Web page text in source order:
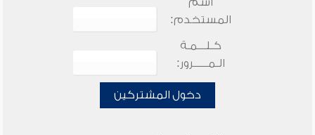
المستخدم:
كـلـــمـة
الـمـــــرور:
دخول المشتركين